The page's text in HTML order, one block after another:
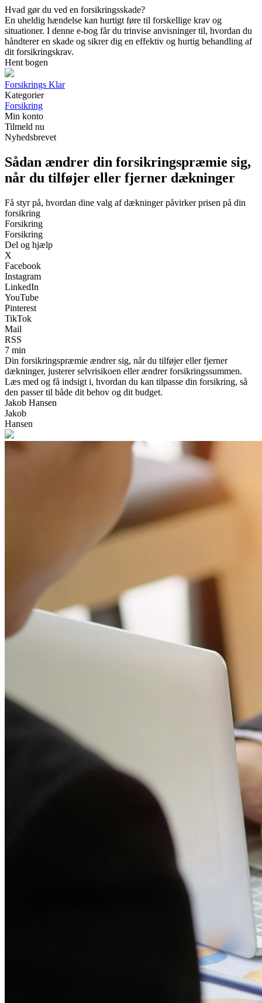
Hvad gør du ved en forsikringsskade?
En uheldig hændelse kan hurtigt føre til forskellige krav og
situationer. I denne e-bog får du trinvise anvisninger til, hvordan du
håndterer en skade og sikrer dig en effektiv og hurtig behandling af
dit forsikringskrav.
Hent bogen
Forsikrings Klar
Kategorier
Forsikring
Min konto
Tilmeld nu
Nyhedsbrevet
Sådan ændrer din forsikringspræmie sig,
når du tilføjer eller fjerner dækninger
Få styr på, hvordan dine valg af dækninger påvirker prisen på din
forsikring
Forsikring
Forsikring
Del og hjælp
X
Facebook
Instagram
LinkedIn
YouTube
Pinterest
TikTok
Mail
RSS
7 min
Din forsikringspræmie ændrer sig, når du tilføjer eller fjerner
dækninger, justerer selvrisikoen eller ændrer forsikringssummen.
Læs med og få indsigt i, hvordan du kan tilpasse din forsikring, så
den passer til både dit behov og dit budget.
Jakob Hansen
Jakob
Hansen